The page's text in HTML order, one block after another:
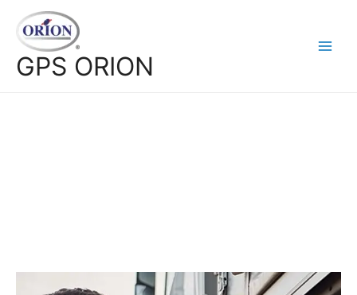
GPS ORION